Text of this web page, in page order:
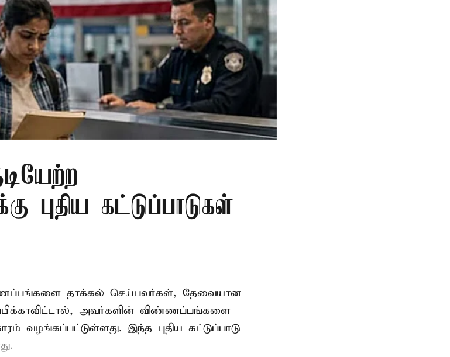
புதிய கட்டுப்பாடுகள்
தாக்கல் செய்பவர்கள், தேவையான
அவர்களின் விண்ணப்பங்களை
வழங்கப்பட்டுள்ளது. இந்த புதிய கட்டுப்பாடு